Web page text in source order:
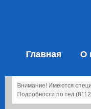
Главная О
Внимание! Имеются
Подробности по тел